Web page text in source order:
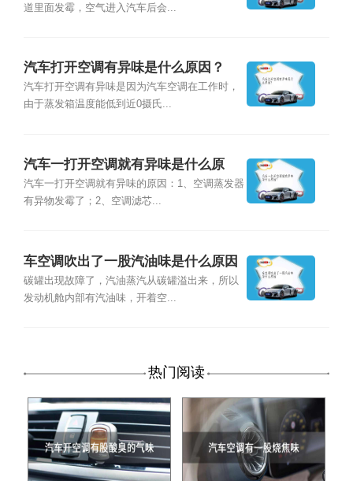
道里面发霉，空气进入汽车后会...
汽车打开空调有异味是什么原因？
汽车打开空调有异味是因为汽车空调在工作时，
由于蒸发箱温度能低到近0摄氏...
汽车一打开空调就有异味是什么原
因？
汽车一打开空调就有异味的原因：1、空调蒸发器
有异物发霉了；2、空调滤芯...
车空调吹出了一股汽油味是什么原因
碳罐出现故障了，汽油蒸汽从碳罐溢出来，所以
发动机舱内部有汽油味，开着空...
热门阅读